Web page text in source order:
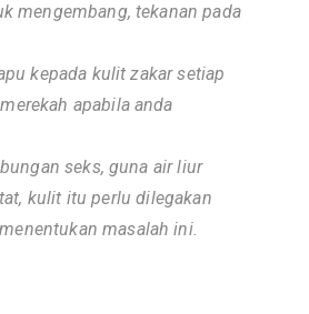
mengembang, tekanan pada
kepada kulit zakar setiap
apabila anda
seks, guna air liur
kulit itu perlu dilegakan
masalah ini.